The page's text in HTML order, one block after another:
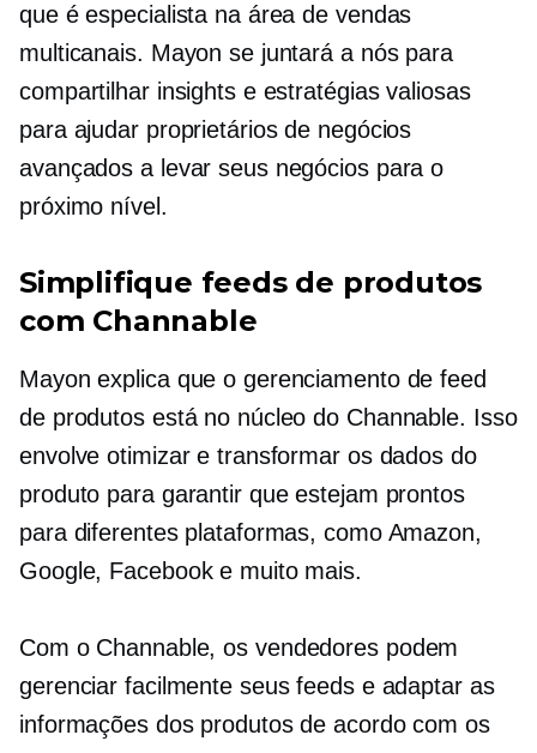
que é especialista na área de vendas
multicanais. Mayon se juntará a nós para
compartilhar insights e estratégias valiosas
para ajudar proprietários de negócios
avançados a levar seus negócios para o
próximo nível.
Simplifique feeds de produtos
com Channable
Mayon explica que o gerenciamento de feed
de produtos está no núcleo do Channable. Isso
envolve otimizar e transformar os dados do
produto para garantir que estejam prontos
para diferentes plataformas, como Amazon,
Google, Facebook e muito mais.
Com o Channable, os vendedores podem
gerenciar facilmente seus feeds e adaptar as
informações dos produtos de acordo com os